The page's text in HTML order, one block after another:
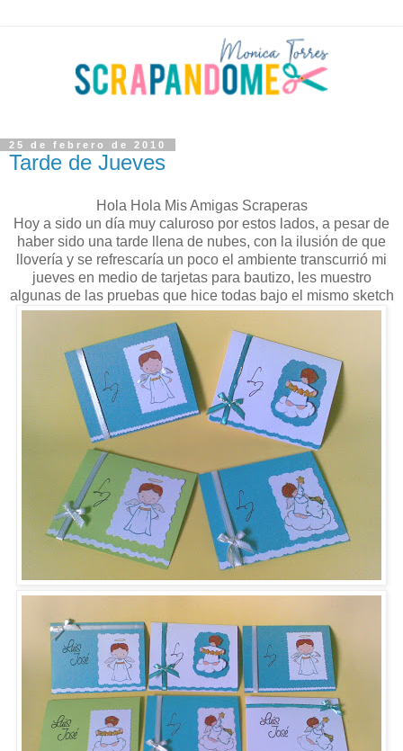
25 de febrero de 2010
Tarde de Jueves
Hola Hola Mis Amigas Scraperas
Hoy a sido un día muy caluroso por estos lados, a pesar de
haber sido una tarde llena de nubes, con la ilusión de que
llovería y se refrescaría un poco el ambiente transcurrió mi
jueves en medio de tarjetas para bautizo, les muestro
algunas de las pruebas que hice todas bajo el mismo sketch